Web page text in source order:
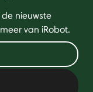
nieuwste
van iRobot.